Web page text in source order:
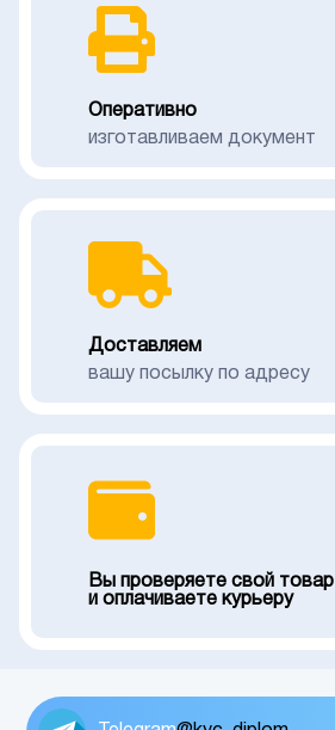
Оперативно
изготавливаем документ
Доставляем
вашу посылку по адресу
Вы проверяете свой товар
и оплачиваете курьеру